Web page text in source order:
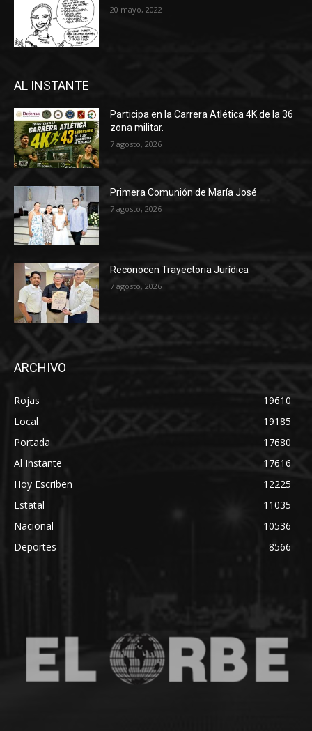
20 mayo, 2022
AL INSTANTE
Participa en la Carrera Atlética 4K de la 36
zona militar.
7 agosto, 2026
Primera Comunión de María José
7 agosto, 2026
Reconocen Trayectoria Jurídica
7 agosto, 2026
ARCHIVO
Rojas
19610
Local
19185
Portada
17680
Al Instante
17616
Hoy Escriben
12225
Estatal
11035
Nacional
10536
Deportes
8566